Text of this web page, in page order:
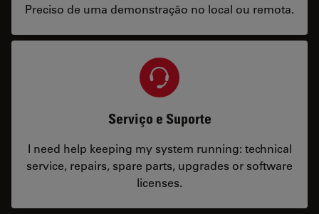
Preciso de uma demonstração no local ou remota.
Serviço e Suporte
I need help keeping my system running: technical
service, repairs, spare parts, upgrades or software
licenses.